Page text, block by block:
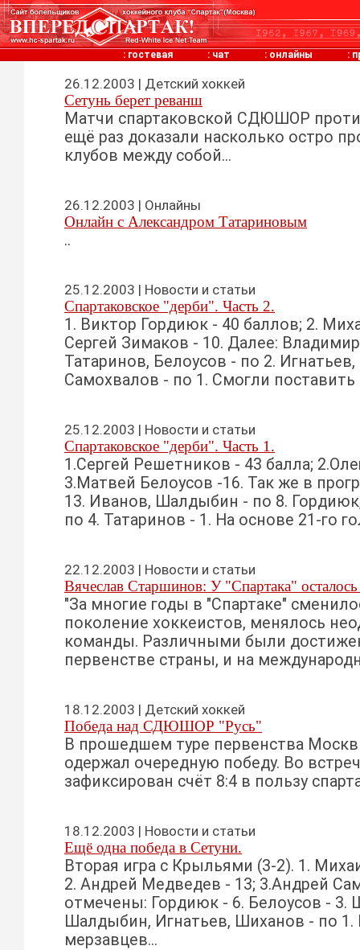
: гостевая : чат : онлайны :
26.12.2003 | Детский хоккей
Сетунь берет реванш
Матчи спартаковской СДЮШОР
ещё раз доказали насколько остро
клубов между собой...
26.12.2003 | Онлайны
Онлайн с Александром Татариновым
..
25.12.2003 | Новости и статьи
Спартаковское "дерби". Часть 2.
1. Виктор Гордиюк - 40 баллов; 2.
Сергей Зимаков - 10. Далее:
Татаринов, Белоусов - по 2.
Самохвалов - по 1. Смогли поставить
25.12.2003 | Новости и статьи
Спартаковское "дерби". Часть 1.
1.Сергей Решетников - 43 балла;
3.Матвей Белоусов -16. Так же в
13. Иванов, Шалдыбин - по 8.
по 4. Татаринов - 1. На основе 21-го
22.12.2003 | Новости и статьи
Вячеслав Старшинов: У "Спартака"
"За многие годы в "Спартаке"
поколение хоккеистов, менялось
команды. Различными были
первенстве страны, и на
18.12.2003 | Детский хоккей
Победа над СДЮШОР "Русь"
В прошедшем туре первенства
одержал очередную победу. Во
зафиксирован счёт 8:4 в пользу
18.12.2003 | Новости и статьи
Ещё одна победа в Сетуни.
Вторая игра с Крыльями (3-2). 1.
2. Андрей Медведев - 13; 3.Андрей
отмечены: Гордиюк - 6. Белоусов - 3.
Шалдыбин, Игнатьев, Шиханов - по 1.
мерзавцев...